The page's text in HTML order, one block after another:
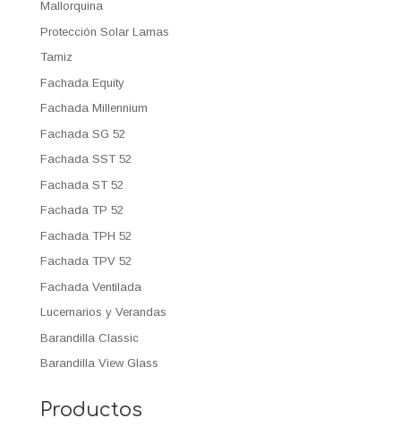
Mallorquina
Protección Solar Lamas
Tamiz
Fachada Equity
Fachada Millennium
Fachada SG 52
Fachada SST 52
Fachada ST 52
Fachada TP 52
Fachada TPH 52
Fachada TPV 52
Fachada Ventilada
Lucernarios y Verandas
Barandilla Classic
Barandilla View Glass
Productos